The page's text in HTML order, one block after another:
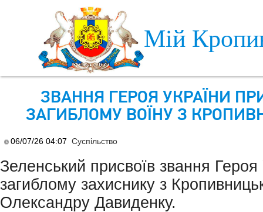
Мій
ЗВАННЯ ГЕРОЯ УКРАЇНИ
ЗАГИБЛОМУ ВОЇНУ З
06/07/26 04:07 Суспільство
Зеленський присвоїв звання Героя
загиблому захиснику з
Олександру Давиденку.